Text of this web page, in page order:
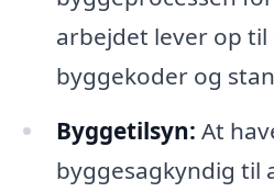
arbejdet lever op
byggekoder og
Byggetilsyn: At
byggesagkyndig til